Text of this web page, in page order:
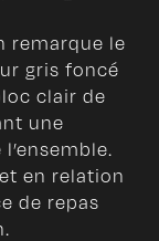
remarque le
gris foncé
clair de
une
en relation
de repas